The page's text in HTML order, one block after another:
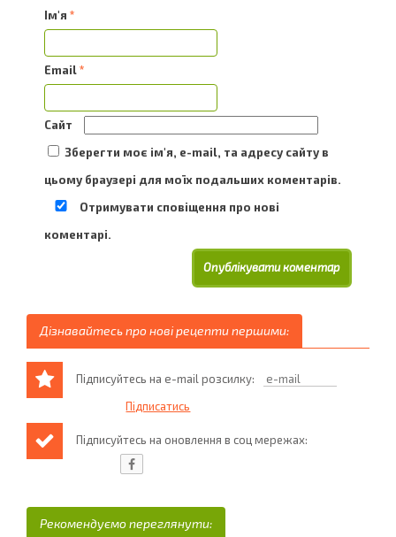
Ім'я *
Email*
Сайт
Зберегти моє ім'я, e-mail, та адресу сайту в
цьому браузері для моїх подальших коментарів.
Отримувати сповіщення про нові
коментарі.
Дізнавайтесь про нові рецепти першими:
Підписуйтесь на e-mail розсилку:
Підписуйтесь на оновлення в соц мережах:
Рекомендуємо переглянути: